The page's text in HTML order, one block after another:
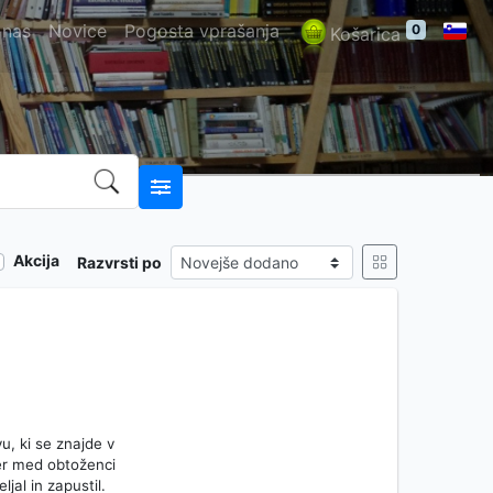
Novice Pogosta vprašanja Košarica 0
Akcija Razvrsti po
ki se znajde v
med obtoženci
in zapustil.